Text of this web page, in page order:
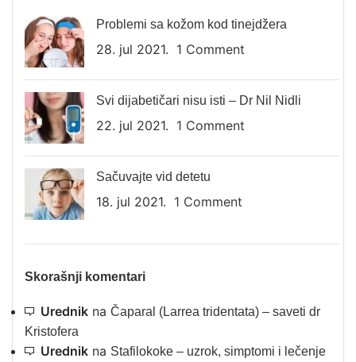
Problemi sa kožom kod tinejdžera
28. jul 2021. 1 Comment
Svi dijabetičari nisu isti – Dr Nil Nidli
22. jul 2021. 1 Comment
Sačuvajte vid detetu
18. jul 2021. 1 Comment
Skorašnji komentari
Urednik na Čaparal (Larrea tridentata) – saveti dr
Kristofera
Urednik na Stafilokoke – uzrok, simptomi i lečenje